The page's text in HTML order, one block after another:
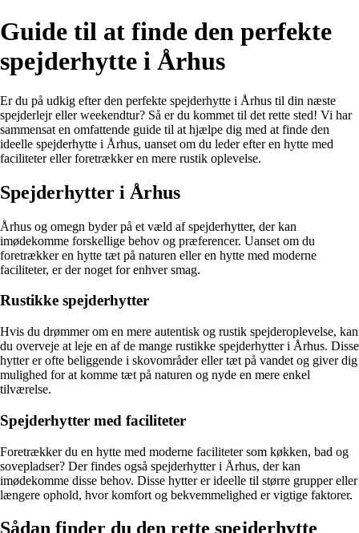
Guide til at finde den perfekte
spejderhytte i Århus
Er du på udkig efter den perfekte spejderhytte i Århus til din næste
spejderlejr eller weekendtur? Så er du kommet til det rette sted! Vi har
sammensat en omfattende guide til at hjælpe dig med at finde den
ideelle spejderhytte i Århus, uanset om du leder efter en hytte med
faciliteter eller foretrækker en mere rustik oplevelse.
Spejderhytter i Århus
Århus og omegn byder på et væld af spejderhytter, der kan
imødekomme forskellige behov og præferencer. Uanset om du
foretrækker en hytte tæt på naturen eller en hytte med moderne
faciliteter, er der noget for enhver smag.
Rustikke spejderhytter
Hvis du drømmer om en mere autentisk og rustik spejderoplevelse, kan
du overveje at leje en af de mange rustikke spejderhytter i Århus. Disse
hytter er ofte beliggende i skovområder eller tæt på vandet og giver dig
mulighed for at komme tæt på naturen og nyde en mere enkel
tilværelse.
Spejderhytter med faciliteter
Foretrækker du en hytte med moderne faciliteter som køkken, bad og
sovepladser? Der findes også spejderhytter i Århus, der kan
imødekomme disse behov. Disse hytter er ideelle til større grupper eller
længere ophold, hvor komfort og bekvemmelighed er vigtige faktorer.
Sådan finder du den rette spejderhytte